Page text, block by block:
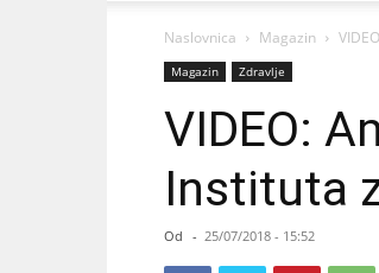
Naslovnica Magazin
Magazin Zdravlje
VIDEO:
Instituta
Od - 25/07/2018 - 15:52